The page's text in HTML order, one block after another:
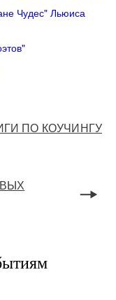
Чудес" Льюиса
ПО КОУЧИНГУ